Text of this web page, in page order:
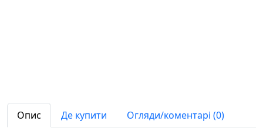
Опис Де купити Огляди/коментарі (0)